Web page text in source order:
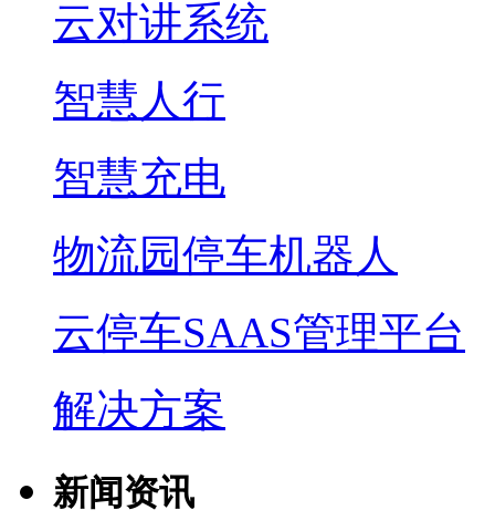
云对讲系统
智慧人行
智慧充电
物流园停车机器人
云停车SAAS管理平台
解决方案
新闻资讯